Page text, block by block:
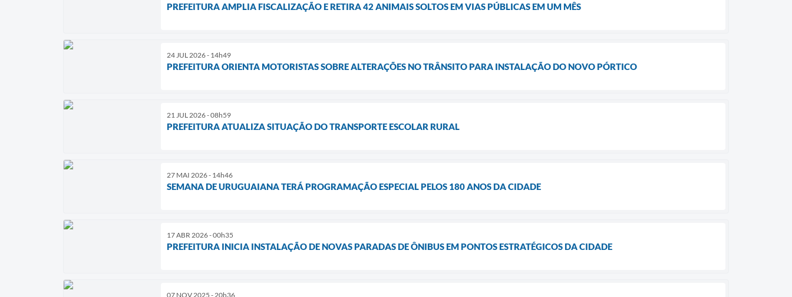
PREFEITURA AMPLIA FISCALIZAÇÃO E RETIRA 42 ANIMAIS SOLTOS EM VIAS PÚBLICAS EM UM MÊS
24 JUL 2026 - 14h49
PREFEITURA ORIENTA MOTORISTAS SOBRE ALTERAÇÕES NO TRÂNSITO PARA INSTALAÇÃO DO NOVO PÓRTICO
21 JUL 2026 - 08h59
PREFEITURA ATUALIZA SITUAÇÃO DO TRANSPORTE ESCOLAR RURAL
27 MAI 2026 - 14h46
SEMANA DE URUGUAIANA TERÁ PROGRAMAÇÃO ESPECIAL PELOS 180 ANOS DA CIDADE
17 ABR 2026 - 00h35
PREFEITURA INICIA INSTALAÇÃO DE NOVAS PARADAS DE ÔNIBUS EM PONTOS ESTRATÉGICOS DA CIDADE
07 NOV 2025 - 20h36